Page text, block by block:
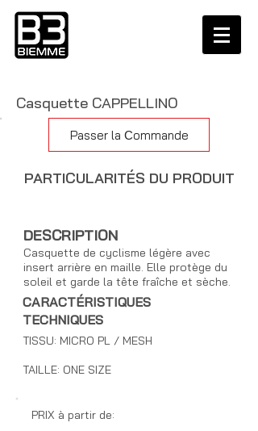
Casquette CAPPELLINO
Passer la Сommande
PARTICULARITÉS DU PRODUIT
DESCRIPTION
Casquette de cyclisme légère avec
insert arrière en maille. Elle protège du
soleil et garde la tête fraîche et sèche.
CARACTÉRISTIQUES
TECHNIQUES
TISSU: MICRO PL / MESH
TAILLE: ONE SIZE
PRIX à partir de: